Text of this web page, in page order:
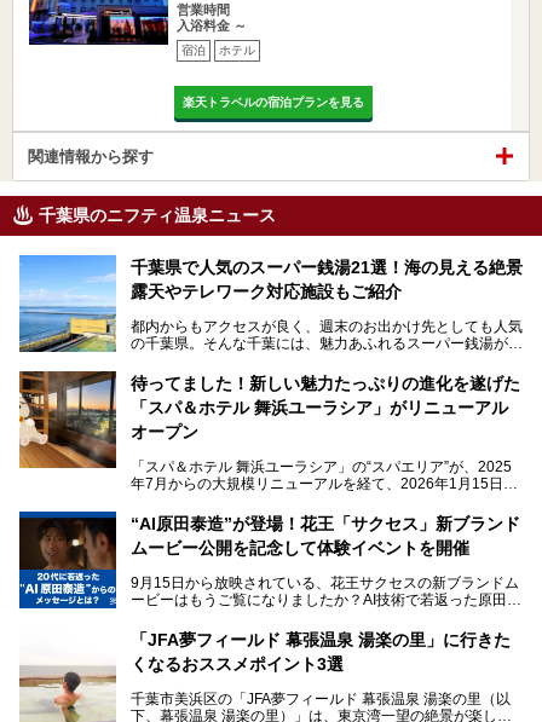
営業時間
入浴料金 ～
宿泊 ホテル
楽天トラベルの宿泊プランを見る
関連情報から探す
千葉県のニフティ温泉ニュース
千葉県で人気のスーパー銭湯21選！海の見える絶景
露天やテレワーク対応施設もご紹介
都内からもアクセスが良く、週末のお出かけ先としても人気
の千葉県。そんな千葉には、魅力あふれるスーパー銭湯がた
「サウナでしっかりととのいたい」「海が見える絶景で非日
常を味わいたい」「子連れでも気兼ねなく1日過ごした
い」。
そんな多様なニーズに応える施設が揃っているため、その日
の目的に合った施設がきっと見つかるはずです。
さらに最近では、24時間営業で深夜まで滞在できる施設
や、テレワーク・コワーキングスペースを備えた仕事もでき
るスパも増えており、ただの入浴施設にとどまらない進化を
本記事では、人気スーパー銭湯から絶景施設、コワーキング
スペースや休憩スペースが充実した施設、子連れファミリー
向けの施設など、目的に合わせたおすすめの施設を紹介しま
す。
ださい。
待ってました！新しい魅力たっぷりの進化を遂げた
「スパ＆ホテル 舞浜ユーラシア」がリニューアル
オープン
「スパ＆ホテル 舞浜ユーラシア」の“スパエリア”が、2025
年7月からの大規模リニューアルを経て、2026年1月15日
新設エリアや生まれ変わった浴場・サウナの魅力を、人気キ
ャラクター「ユーラシわん」と一緒にご紹介します。必見の
───
提供元：SPA＆HOTEL舞浜ユーラシア【PR】
です。
“AI原田泰造”が登場！花王「サクセス」新ブランド
ムービー公開を記念して体験イベントを開催
9月15日から放映されている、花王サクセスの新ブランドム
ービーはもうご覧になりましたか？AI技術で若返った原田泰
伝えるムービーです。公開を記念して、スパメッツァおおた
か竜泉寺の湯にて体験イベントを開催。花王サクセスの製品
が無料で試せるチャンスです！
提供元：花王株式会社【PR】
この記事は花王株式会社商品のPRレポート記事です。
「JFA夢フィールド 幕張温泉 湯楽の里」に行きた
くなるおススメポイント3選
千葉市美浜区の「JFA夢フィールド 幕張温泉 湯楽の里（以
下、幕張温泉 湯楽の里）」は、東京湾一望の絶景が楽しめ